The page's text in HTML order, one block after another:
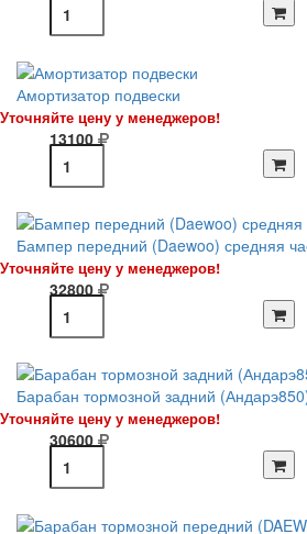
Амортизатор подвески
Уточняйте цену у менеджеров!
13100
Бампер передний (Daewoo) средняя
Уточняйте цену у менеджеров!
32800
Барабан тормозной задний
Уточняйте цену у менеджеров!
30600